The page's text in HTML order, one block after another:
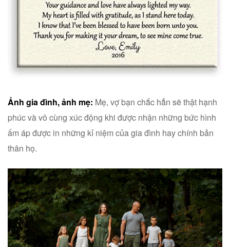
Ảnh gia đình, ảnh mẹ: Mẹ, vợ bạn chắc hẳn sẽ thật hạnh
phúc và vô cùng xúc động khi được nhận những bức hình
ấm áp được in những kỉ niệm của gia đình hay chính bản
thân họ.